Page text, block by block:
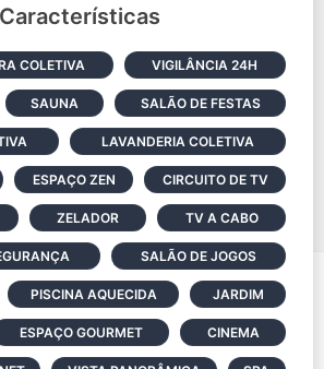
Características
COLETIVA VIGILÂNCIA 24H
SAUNA SALÃO DE FESTAS
LAVANDERIA COLETIVA
ESPAÇO ZEN CIRCUITO DE TV
ZELADOR TV A CABO
SALÃO DE JOGOS
PISCINA AQUECIDA JARDIM
ESPAÇO GOURMET CINEMA